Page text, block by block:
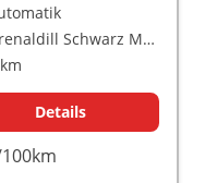
Grenaldill Schwarz Metallic
Details